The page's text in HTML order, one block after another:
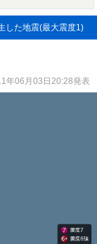
した地震(最大震度1)
年06月03日20:28発表